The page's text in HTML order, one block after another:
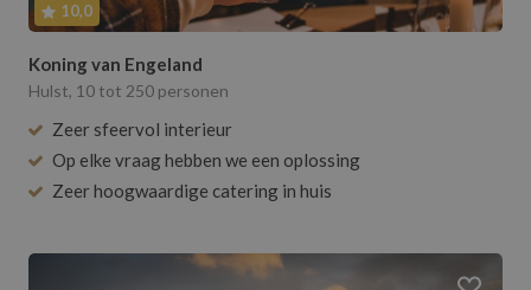
10,0
Koning van Engeland
Hulst, 10 tot 250 personen
Zeer sfeervol interieur
Op elke vraag hebben we een oplossing
Zeer hoogwaardige catering in huis